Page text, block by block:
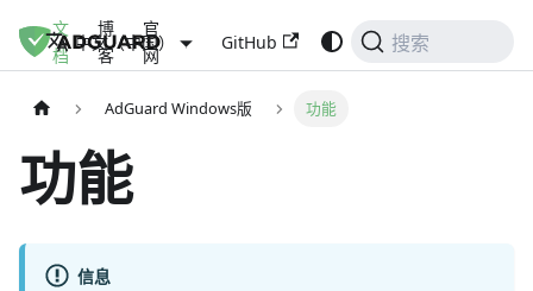
文
档
博
客
官
网
中文（中国） GitHub 搜索
AdGuard Windows版 功能
功能
信息